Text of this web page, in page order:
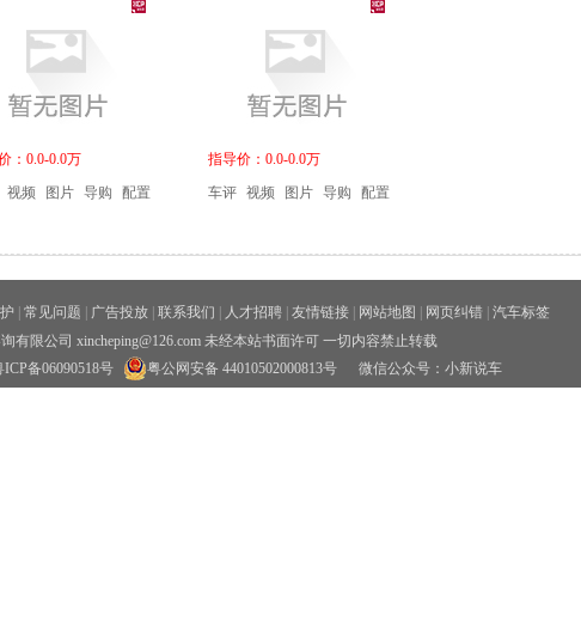
：0.0-0.0万
视频 图片 导购 配置
指导价：0.0-0.0万
车评 视频 图片 导购 配置
常见问题 广告投放 联系我们 人才招聘 友情链接 网站地图 网页纠错
汽车标签
有限公司 xincheping@126.com 未经本站书面许可 一切内容禁止转载
ICP备06090518号 粤公网安备 44010502000813号微信公众号：小新说车